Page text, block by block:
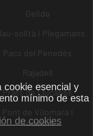
Gelida
solità i Plegamans
Pacs del Penedès
Rajadell
Prats de Lluçanès
Pont de Vilomara i
Rocafort
cookie esencial y
mínimo de esta
de cookies